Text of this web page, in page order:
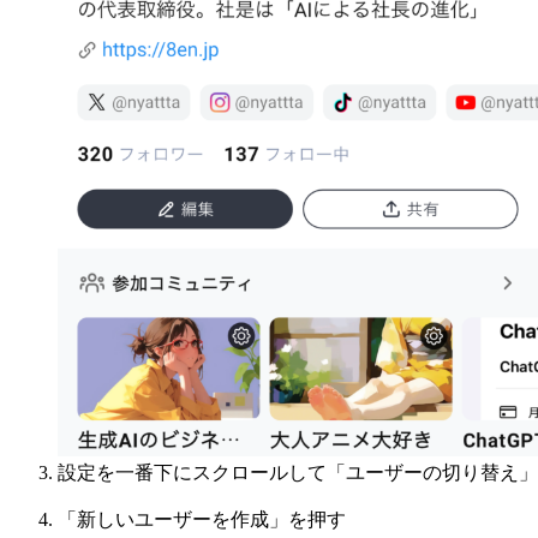
設定を一番下にスクロールして「ユーザーの切り替え
「新しいユーザーを作成」を押す